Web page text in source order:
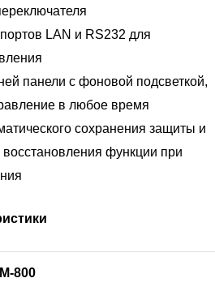
LAN и RS232 для
панели с фоновой подсветкой,
в любое время
сохранения защиты и
восстановления функции при
800